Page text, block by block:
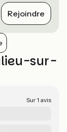
Rejoindre
sur-
Sur 1 avis